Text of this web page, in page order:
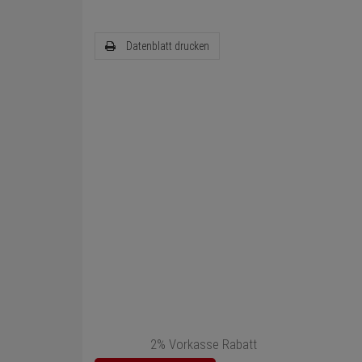
Datenblatt drucken
2% Vorkasse Rabatt